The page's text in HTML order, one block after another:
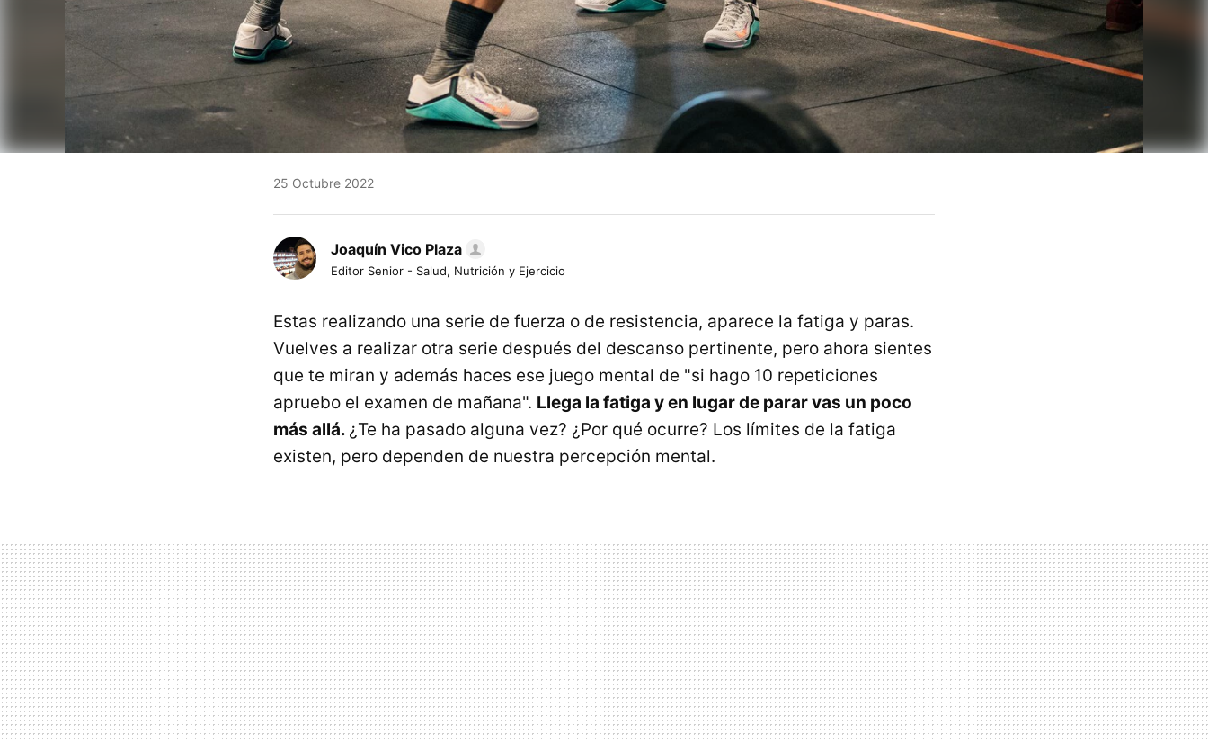
25 Octubre 2022
Joaquín Vico Plaza
Editor Senior - Salud, Nutrición y Ejercicio
Estas realizando una serie de fuerza o de resistencia, aparece la fatiga y paras.
Vuelves a realizar otra serie después del descanso pertinente, pero ahora sientes
que te miran y además haces ese juego mental de "si hago 10 repeticiones
apruebo el examen de mañana". Llega la fatiga y en lugar de parar vas un poco
más allá. ¿Te ha pasado alguna vez? ¿Por qué ocurre? Los límites de la fatiga
existen, pero dependen de nuestra percepción mental.